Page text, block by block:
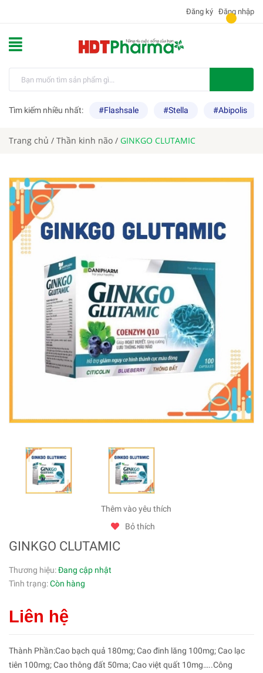
Đăng ký Đăng nhập
Tìm kiếm nhiều nhất: #Flashsale #Stella #Abipolis
Trang chủ / Thần kinh não / GINKGO CLUTAMIC
Thêm vào yêu thích
Bỏ thích
GINKGO CLUTAMIC
Thương hiệu:Đang cập nhật
Tình trạng:Còn hàng
Liên hệ
Thành Phần:Cao bạch quả 180mg; Cao đinh lăng 100mg; Cao lạc
tiên 100mg; Cao thông đất 50ma; Cao việt quất 10mg…..Công